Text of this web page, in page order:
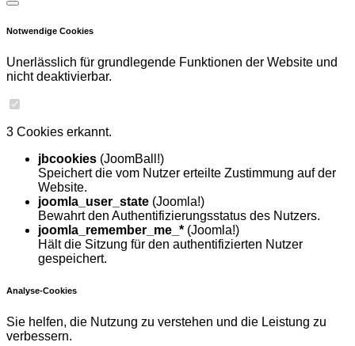
Notwendige Cookies
Unerlässlich für grundlegende Funktionen der Website und
nicht deaktivierbar.
3 Cookies erkannt.
jbcookies (JoomBall!)
Speichert die vom Nutzer erteilte Zustimmung auf der
Website.
joomla_user_state (Joomla!)
Bewahrt den Authentifizierungsstatus des Nutzers.
joomla_remember_me_* (Joomla!)
Hält die Sitzung für den authentifizierten Nutzer
gespeichert.
Analyse-Cookies
Sie helfen, die Nutzung zu verstehen und die Leistung zu
verbessern.